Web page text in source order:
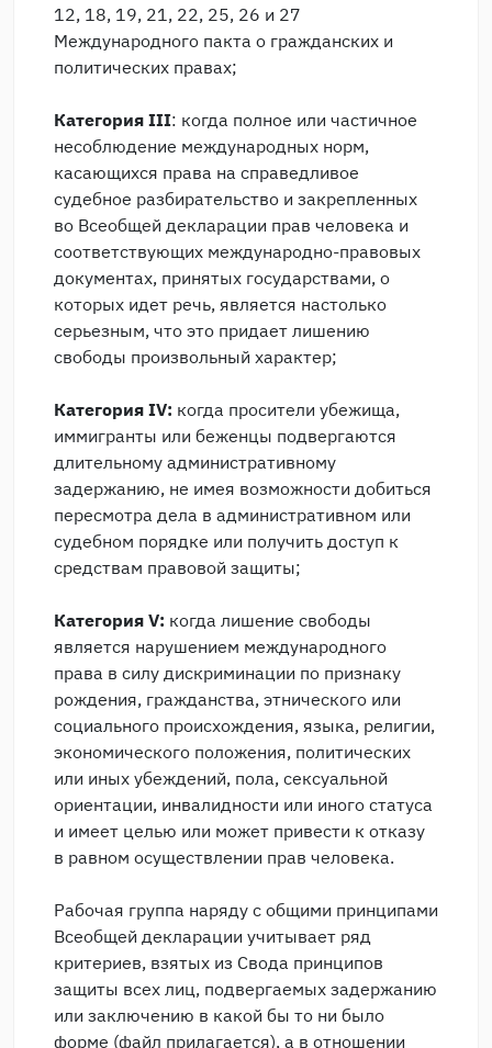
12, 18, 19, 21, 22, 25, 26 и 27
Международного пакта о гражданских и
политических правах;
Категория III: когда полное или частичное
несоблюдение международных норм,
касающихся права на справедливое
судебное разбирательство и закрепленных
во Всеобщей декларации прав человека и
соответствующих международно-правовых
документах, принятых государствами, о
которых идет речь, является настолько
серьезным, что это придает лишению
свободы произвольный характер;
Категория IV: когда просители убежища,
иммигранты или беженцы подвергаются
длительному административному
задержанию, не имея возможности добиться
пересмотра дела в административном или
судебном порядке или получить доступ к
средствам правовой защиты;
Категория V: когда лишение свободы
является нарушением международного
права в силу дискриминации по признаку
рождения, гражданства, этнического или
социального происхождения, языка, религии,
экономического положения, политических
или иных убеждений, пола, сексуальной
ориентации, инвалидности или иного статуса
и имеет целью или может привести к отказу
в равном осуществлении прав человека.
Рабочая группа наряду с общими принципами
Всеобщей декларации учитывает ряд
критериев, взятых из Свода принципов
защиты всех лиц, подвергаемых задержанию
или заключению в какой бы то ни было
форме (файл прилагается), а в отношении